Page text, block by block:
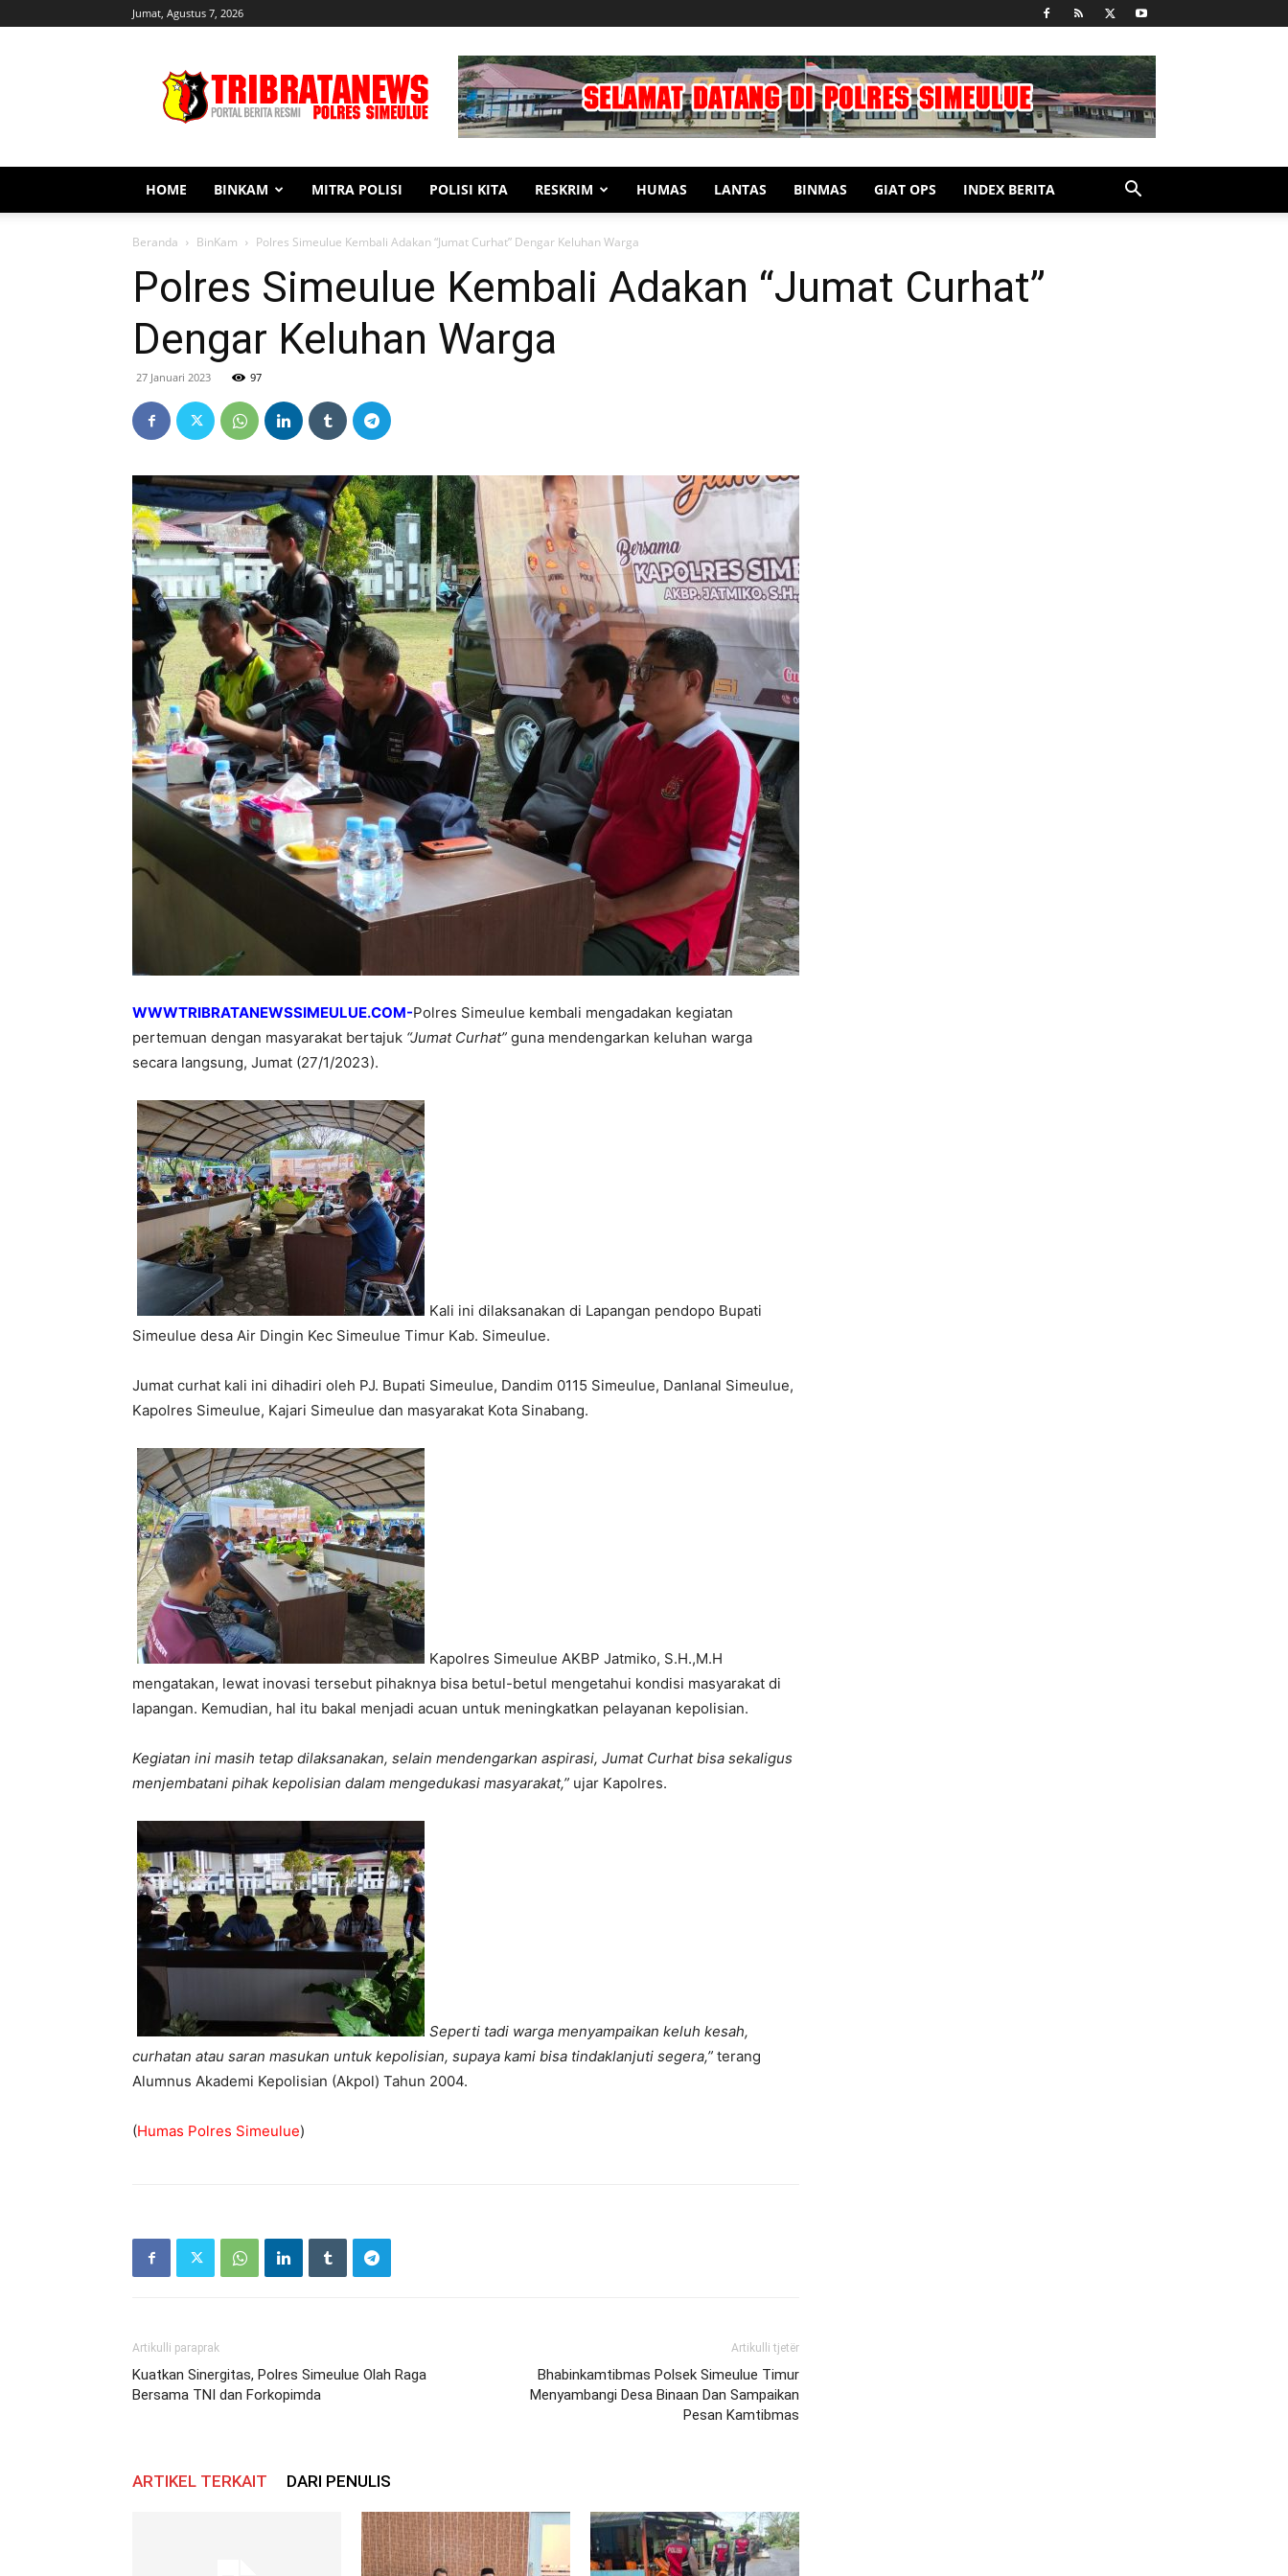
Jumat, Agustus 7, 2026
Simeulue
HOME BINKAM MITRA POLISI POLISI KITA RESKRIM HUMAS LANTAS BINMAS GIAT OPS INDEX BERITA
Beranda BinKam Polres Simeulue Kembali Adakan “Jumat Curhat” Dengar Keluhan Warga
Polres Simeulue Kembali Adakan “Jumat Curhat”
Dengar Keluhan Warga
27 Januari 2023 97
WWWTRIBRATANEWSSIMEULUE.COM-Polres Simeulue kembali mengadakan kegiatan
pertemuan dengan masyarakat bertajuk “Jumat Curhat” guna mendengarkan keluhan warga
secara langsung, Jumat (27/1/2023).
Kali ini dilaksanakan di Lapangan pendopo Bupati
Simeulue desa Air Dingin Kec Simeulue Timur Kab. Simeulue.
Jumat curhat kali ini dihadiri oleh PJ. Bupati Simeulue, Dandim 0115 Simeulue, Danlanal Simeulue,
Kapolres Simeulue, Kajari Simeulue dan masyarakat Kota Sinabang.
Kapolres Simeulue AKBP Jatmiko, S.H.,M.H
mengatakan, lewat inovasi tersebut pihaknya bisa betul-betul mengetahui kondisi masyarakat di
lapangan. Kemudian, hal itu bakal menjadi acuan untuk meningkatkan pelayanan kepolisian.
Kegiatan ini masih tetap dilaksanakan, selain mendengarkan aspirasi, Jumat Curhat bisa sekaligus
menjembatani pihak kepolisian dalam mengedukasi masyarakat,” ujar Kapolres.
Seperti tadi warga menyampaikan keluh kesah,
curhatan atau saran masukan untuk kepolisian, supaya kami bisa tindaklanjuti segera,” terang
Alumnus Akademi Kepolisian (Akpol) Tahun 2004.
(Humas Polres Simeulue)
Artikulli paraprak
Kuatkan Sinergitas, Polres Simeulue Olah Raga
Bersama TNI dan Forkopimda
Artikulli tjetër
Bhabinkamtibmas Polsek Simeulue Timur
Menyambangi Desa Binaan Dan Sampaikan
Pesan Kamtibmas
ARTIKEL TERKAIT DARI PENULIS